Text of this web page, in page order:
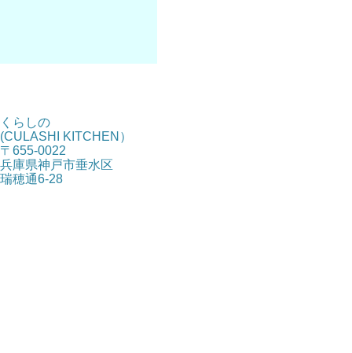
くらしの
(CULASHI KITCHEN）
〒655-0022
兵庫県神戸市垂水区
瑞穂通6-28